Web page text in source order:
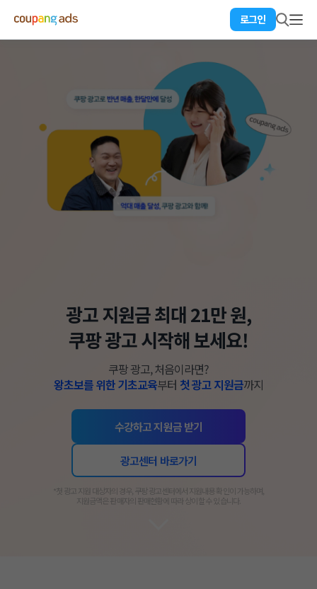
로그인
광고 지원금 최대 21만 원,
쿠팡 광고 시작해 보세요!
쿠팡 광고, 처음이라면?
왕초보를 위한 기초교육부터 첫 광고 지원금까지
수강하고 지원금 받기
광고센터 바로가기
​*첫 광고 지원 대상자의 경우, 쿠팡 광고센터에서 지원내용 확인이 가능하며,
지원금액은 판매자의 판매현황에 따라 상이할 수 있습니다.​